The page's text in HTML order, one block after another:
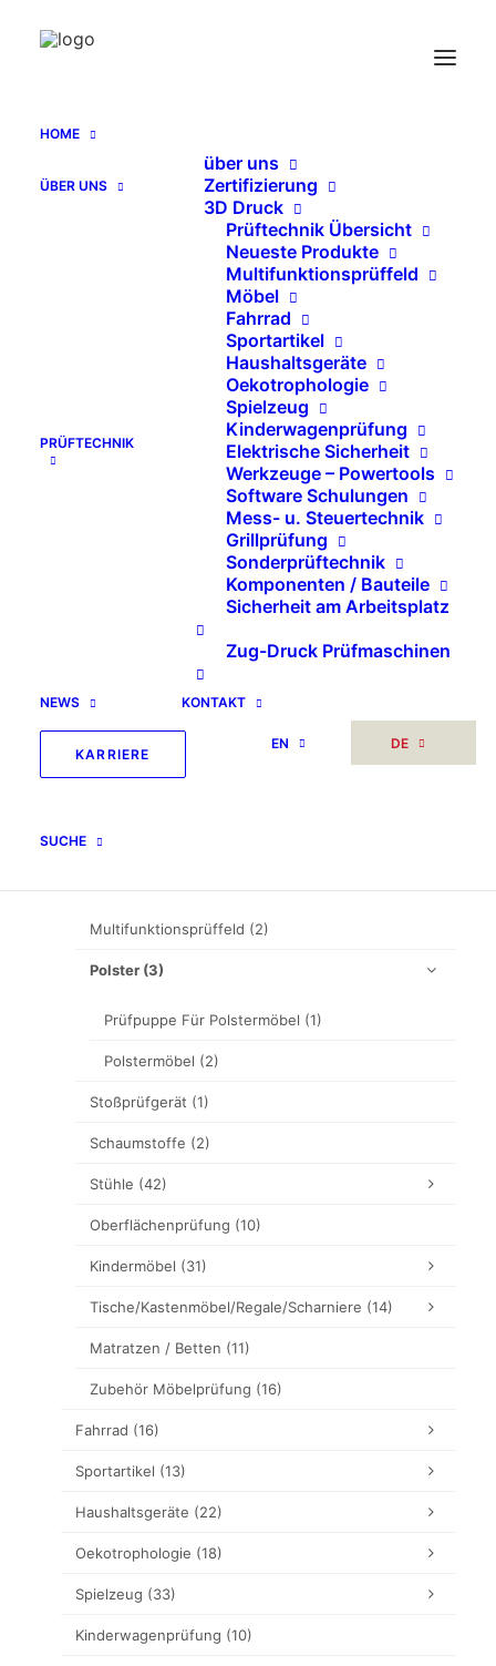
HOME
ÜBER UNS
über uns
Zertifizierung
3D Druck
PRÜFTECHNIK
Prüftechnik Übersicht
Neueste Produkte
Multifunktionsprüffeld
Möbel
Fahrrad
Sportartikel
Haushaltsgeräte
Oekotrophologie
Spielzeug
Kinderwagenprüfung
Elektrische Sicherheit
Werkzeuge – Powertools
Software Schulungen
Mess- u. Steuertechnik
Grillprüfung
Sonderprüftechnik
Komponenten / Bauteile
Sicherheit am Arbeitsplatz
Zug-Druck Prüfmaschinen
NEWS KONTAKT
KARRIERE
EN DE
SUCHE
Polster
Archive by Category "Polster"
   KATALOG EN (PDF)
Sonstiges
Unkategorisiert
Multifunktionsprüffeld
Multifunktionsprüffeld (2)
Polster (3)
Prüfpuppe Für Polstermöbel (1)
Polstermöbel (2)
Stoßprüfgerät (1)
Schaumstoffe (2)
Stühle (42)
Oberflächenprüfung (10)
Kindermöbel (31)
Tische/Kastenmöbel/Regale/Scharniere (14)
Matratzen / Betten (11)
Zubehör Möbelprüfung (16)
Fahrrad (16)
Sportartikel (13)
Haushaltsgeräte (22)
Oekotrophologie (18)
Spielzeug (33)
Kinderwagenprüfung (10)